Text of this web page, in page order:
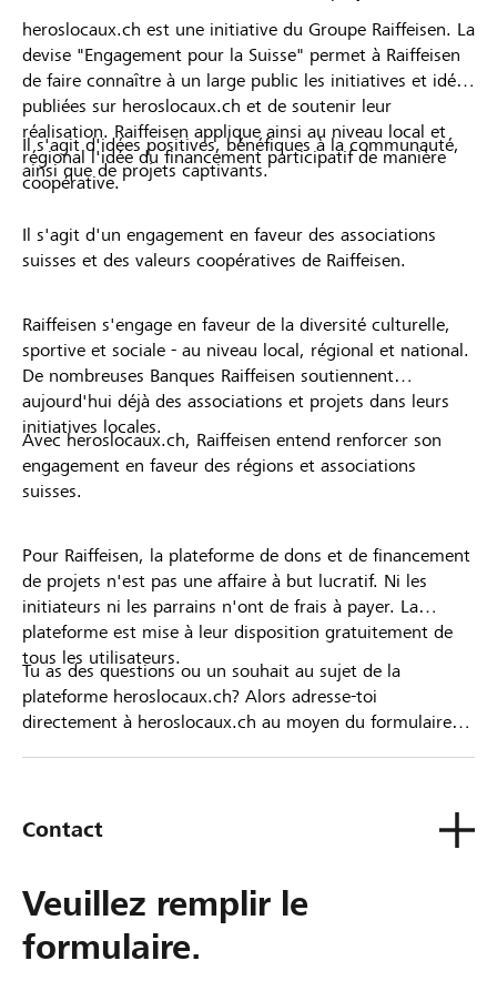
heroslocaux.ch est une initiative du Groupe Raiffeisen. La
devise "Engagement pour la Suisse" permet à Raiffeisen
de faire connaître à un large public les initiatives et idées
publiées sur heroslocaux.ch et de soutenir leur
réalisation. Raiffeisen applique ainsi au niveau local et
régional l'idée du financement participatif de manière
coopérative.
Il s'agit d'idées positives, bénéfiques à la communauté,
ainsi que de projets captivants.
Il s'agit d'un engagement en faveur des associations
suisses et des valeurs coopératives de Raiffeisen.
Raiffeisen s'engage en faveur de la diversité culturelle,
sportive et sociale - au niveau local, régional et national.
De nombreuses Banques Raiffeisen soutiennent
aujourd'hui déjà des associations et projets dans leurs
initiatives locales.
Avec heroslocaux.ch, Raiffeisen entend renforcer son
engagement en faveur des régions et associations
suisses.
Pour Raiffeisen, la plateforme de dons et de financement
de projets n'est pas une affaire à but lucratif. Ni les
initiateurs ni les parrains n'ont de frais à payer. La
plateforme est mise à leur disposition gratuitement de
tous les utilisateurs.
Tu as des questions ou un souhait au sujet de la
plateforme heroslocaux.ch? Alors adresse-toi
directement à heroslocaux.ch au moyen du formulaire
Contact
Veuillez remplir le
formulaire.